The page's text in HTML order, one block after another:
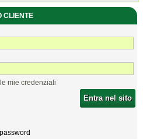
CLIENTE
mie credenziali
Entra nel sito